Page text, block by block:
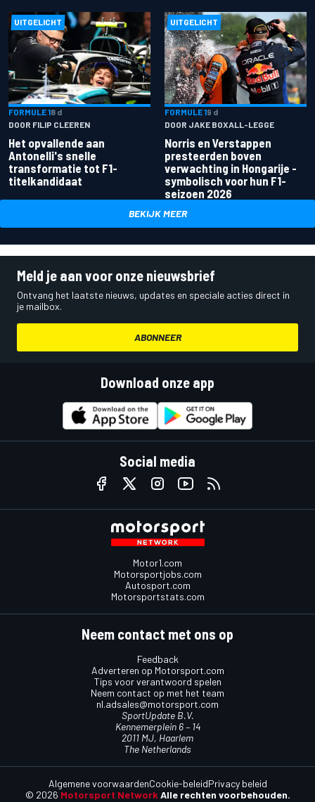
UITGELICHT
FORMULE 18 d
DOOR FILIP CLEEREN
Het opvallende aan
Antonelli's snelle
transformatie tot F1-
titelkandidaat
UITGELICHT
FORMULE 19 d
DOOR JAKE BOXALL-LEGGE
Norris en Verstappen
presteerden boven
verwachting in Hongarije -
symbolisch voor hun F1-
seizoen 2026
BEKIJK MEER
Meld je aan voor onze nieuwsbrief
Ontvang het laatste nieuws, updates en speciale acties direct in
je mailbox.
ABONNEER
Download onze app
Social media
Motor1.com
Motorsportjobs.com
Autosport.com
Motorsportstats.com
Neem contact met ons op
Feedback
Adverteren op Motorsport.com
Tips voor verantwoord spelen
Neem contact op met het team
nl.adsales@motorsport.com
SportUpdate B.V.
Kennemerplein 6 – 14
2011 MJ, Haarlem
The Netherlands
© 2026 Motorsport Network Alle rechten voorbehouden.
Algemene voorwaardenCookie-beleidPrivacy beleid